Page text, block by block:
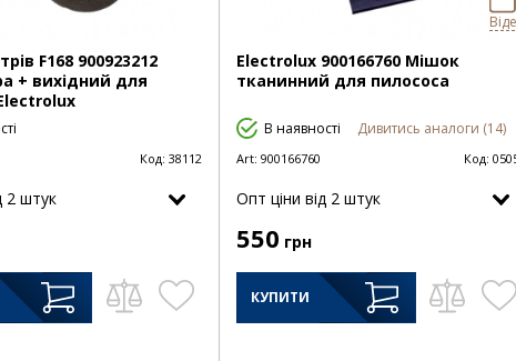
F168 900923212
+ вихідний для
Код: 38112
2 штук
Electrolux 900166760 Мішок
тканинний для пилососа
В наявності Дивитись аналоги (14)
Art: 900166760 Код:
Опт цiни від 2 штук
550 грн
КУПИТИ